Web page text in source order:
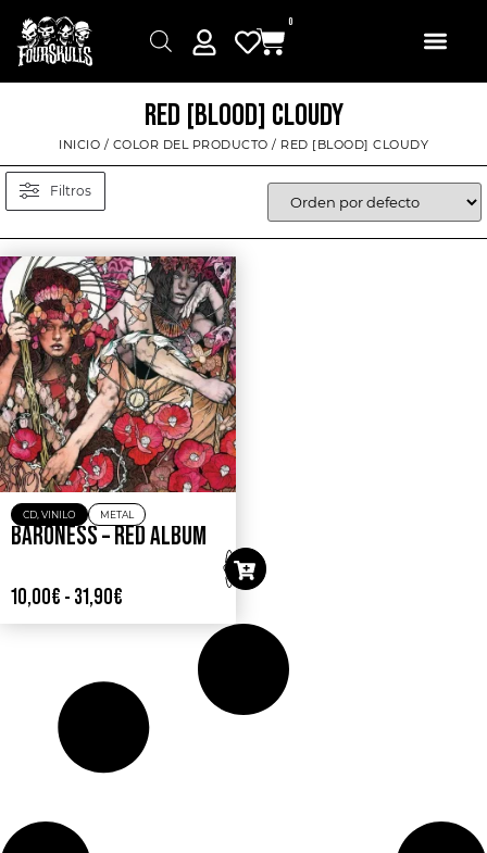
0
RED [BLOOD] CLOUDY
INICIO / COLOR DEL PRODUCTO / RED [BLOOD] CLOUDY
Filtros
CD, VINILO METAL
BARONESS – RED ALBUM
10,00€ - 31,90€